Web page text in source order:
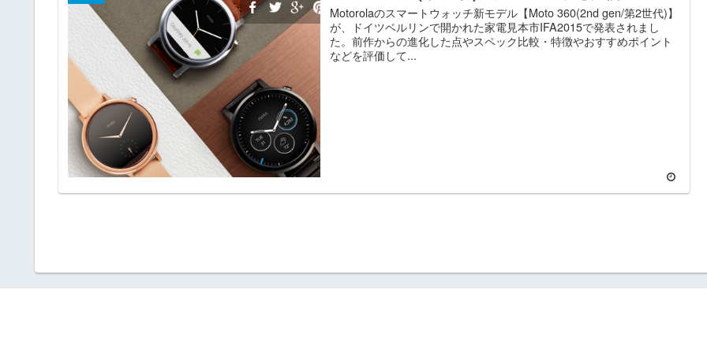
Motorolaのスマートウォッチ新モデル【Moto 360(2nd gen/第2世代)】
が、ドイツベルリンで開かれた家電見本市IFA2015で発表されまし
た。前作からの進化した点やスペック比較・特徴やおすすめポイント
などを評価して...